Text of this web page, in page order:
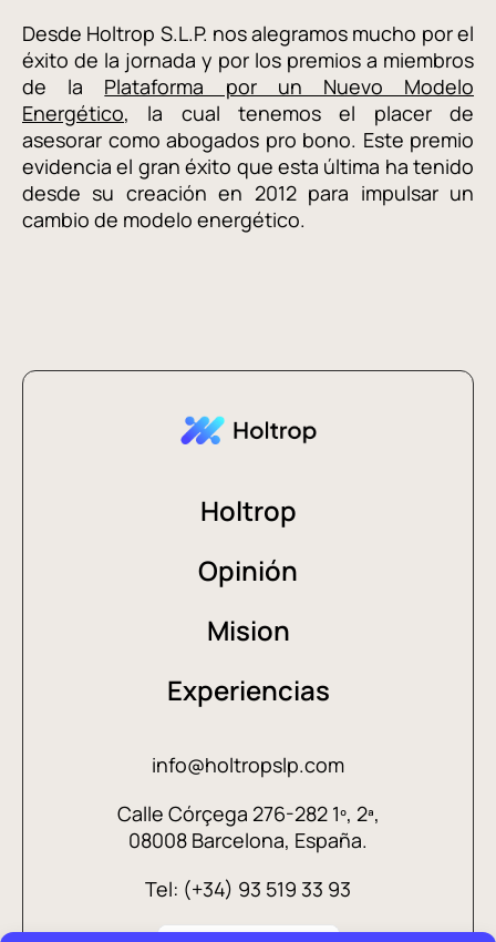
Desde Holtrop S.L.P. nos alegramos mucho por el
éxito de la jornada y por los premios a miembros
de la Plataforma por un Nuevo Modelo
Energético, la cual tenemos el placer de
asesorar como abogados pro bono. Este premio
evidencia el gran éxito que esta última ha tenido
desde su creación en 2012 para impulsar un
cambio de modelo energético.
Holtrop
Opinión
Mision
Experiencias
info@holtropslp.com
Calle Córçega 276-282 1º, 2ª,
08008 Barcelona, España.
Tel: (+34) 93 519 33 93